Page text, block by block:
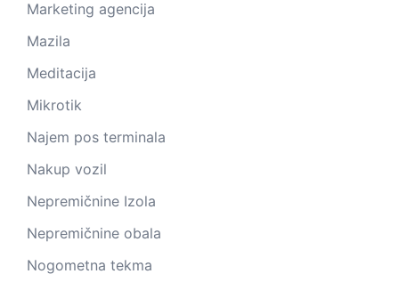
Marketing agencija
Mazila
Meditacija
Mikrotik
Najem pos terminala
Nakup vozil
Nepremičnine Izola
Nepremičnine obala
Nogometna tekma